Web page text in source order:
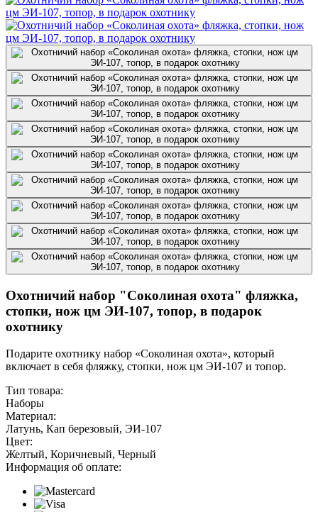
Охотничий набор "Соколиная охота" фляжка,
стопки, нож цм ЭИ-107, топор, в подарок
охотнику
Подарите охотнику набор «Соколиная охота», который
включает в себя фляжку, стопки, нож цм ЭИ-107 и топор.
Тип товара:
Наборы
Материал:
Латунь, Кап березовый, ЭИ-107
Цвет:
Желтый, Коричневый, Черный
Информация об оплате: